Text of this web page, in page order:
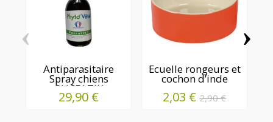
Antiparasitaire
Spray chiens
PUCEATIK
29,90 €
Ecuelle rongeurs et
cochon d’inde
2,03 € 2,90 €
‹ ›